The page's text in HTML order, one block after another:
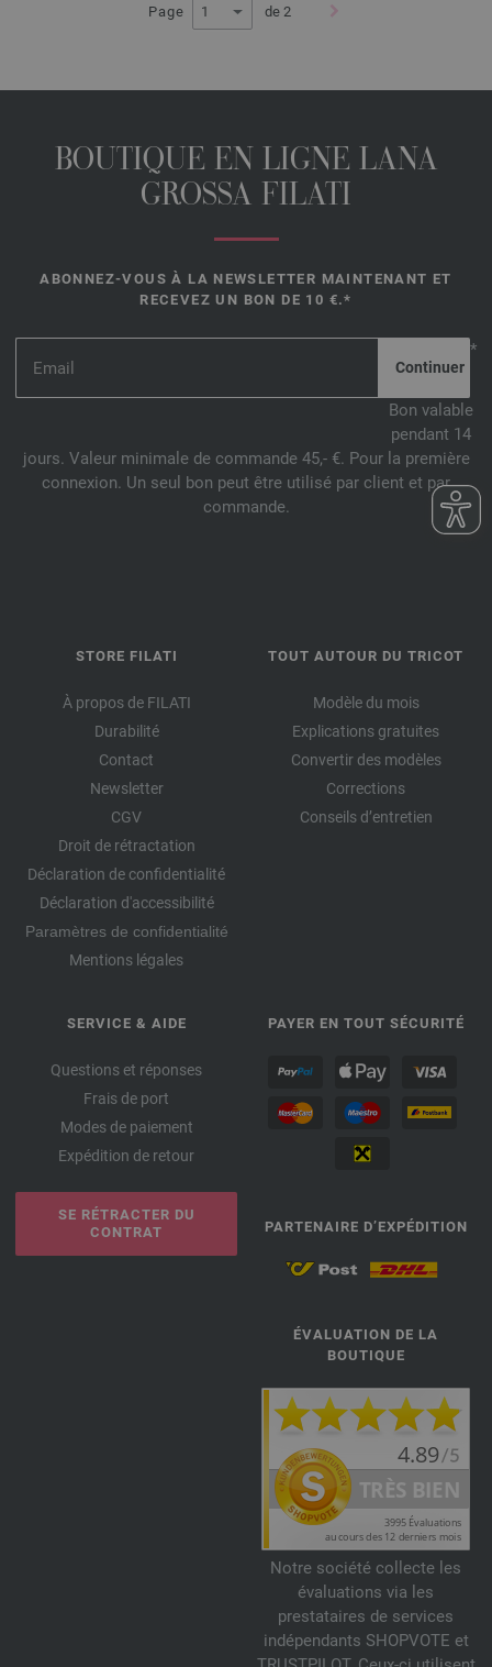
Page de 2
BOUTIQUE EN LIGNE LANA
GROSSA FILATI
ABONNEZ-VOUS À LA NEWSLETTER MAINTENANT ET
RECEVEZ UN BON DE 10 €.*
*
Bon valable
pendant 14
jours. Valeur minimale de commande 45,- €. Pour la première
connexion. Un seul bon peut être utilisé par client et par
commande.
STORE FILATI
À propos de FILATI
Durabilité
Contact
Newsletter
CGV
Droit de rétractation
Déclaration de confidentialité
Déclaration d'accessibilité
Paramètres de confidentialité
Mentions légales
TOUT AUTOUR DU TRICOT
Modèle du mois
Explications gratuites
Convertir des modèles
Corrections
Conseils d’entretien
SERVICE & AIDE
Questions et réponses
Frais de port
Modes de paiement
Expédition de retour
SE RÉTRACTER DU
CONTRAT
PAYER EN TOUT SÉCURITÉ
PARTENAIRE D’EXPÉDITION
ÉVALUATION DE LA
BOUTIQUE
Notre société collecte les
évaluations via les
prestataires de services
indépendants SHOPVOTE et